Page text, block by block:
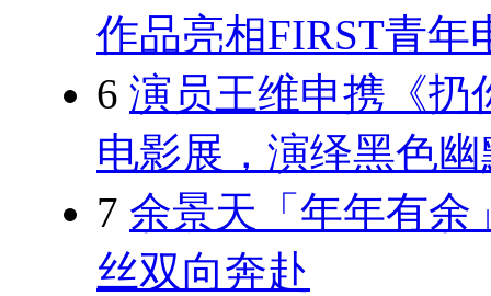
作品亮相FIRST青年
6 演员王维申携《扔
电影展，演绎黑色
7 余景天「年年有余
丝双向奔赴